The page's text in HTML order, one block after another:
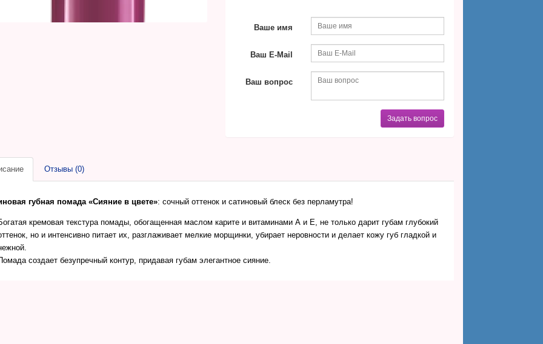
Ваше имя
Ваш E-Mail
Ваш вопрос
Задать вопрос
Отзывы (0)
губная помада «Сияние в цвете»: сочный оттенок и сатиновый блеск без перламутра!
кремовая текстура помады, обогащенная маслом карите и витаминами А и Е, не только дарит губам глубокий
но и интенсивно питает их, разглаживает мелкие морщинки, убирает неровности и делает кожу губ гладкой и
создает безупречный контур, придавая губам элегантное сияние.